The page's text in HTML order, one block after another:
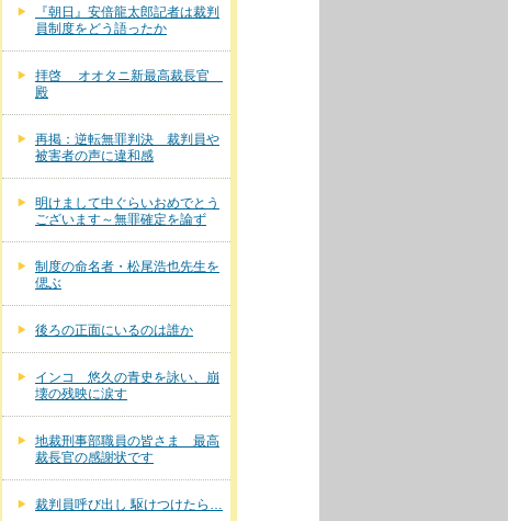
『朝日』安倍龍太郎記者は裁判
員制度をどう語ったか
拝啓 オオタニ新最高裁長官
殿
再掲：逆転無罪判決 裁判員や
被害者の声に違和感
明けまして中ぐらいおめでとう
ございます～無罪確定を論ず
制度の命名者・松尾浩也先生を
偲ぶ
後ろの正面にいるのは誰か
インコ 悠久の青史を詠い、崩
壊の残映に涙す
地裁刑事部職員の皆さま 最高
裁長官の感謝状です
裁判員呼び出し 駆けつけたら…